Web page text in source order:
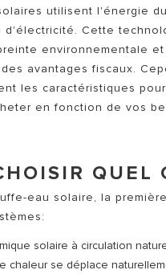
TOUS LES
utilisent l'énergie
d'électricité. Cette
environnementale
avantages fiscaux.
les caractéristiques
en fonction de vos
QUEL
eau solaire, la
solaire à circulation
chaleur se déplace